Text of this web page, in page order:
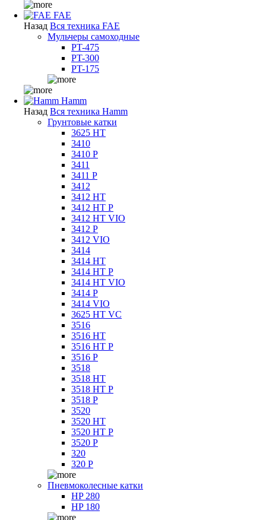
FAE
Назад Вся техника FAE
Мульчеры самоходные
PT-475
PT-300
PT-175
Hamm
Назад Вся техника Hamm
Грунтовые катки
3625 HT
3410
3410 P
3411
3411 P
3412
3412 HT
3412 HT P
3412 HT VIO
3412 P
3412 VIO
3414
3414 HT
3414 HT P
3414 HT VIO
3414 P
3414 VIO
3625 HT VC
3516
3516 HT
3516 HT P
3516 P
3518
3518 HT
3518 HT P
3518 P
3520
3520 HT
3520 HT P
3520 P
320
320 P
Пневмоколесные катки
HP 280
HP 180